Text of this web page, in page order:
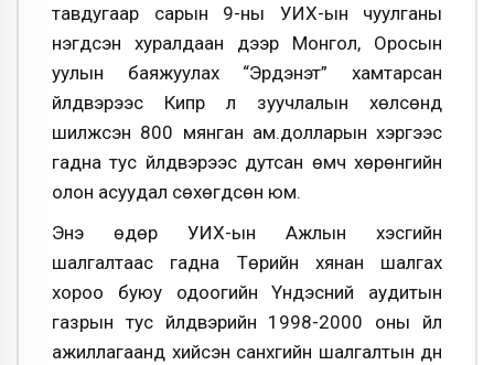
тавдугаар сарын 9-ны УИХ-ын чуулганы
нэгдсэн хуралдаан дээр Монгол, Оросын
уулын баяжуулах “Эрдэнэт” хамтарсан
үйлдвэрээс Кипр лүү зуучлалын хөлсөнд
шилжсэн 800 мянган ам.долларын хэргээс
гадна тус үйлдвэрээс дутсан өмч хөрөнгийн
олон асуудал сөхөгдсөн юм.
Энэ өдөр УИХ-ын Ажлын хэсгийн
шалгалтаас гадна Төрийн хянан шалгах
хороо буюу одоогийн Үндэсний аудитын
газрын тус үйлдвэрийн 1998-2000 оны үйл
ажиллагаанд хийсэн санхүүгийн шалгалтын дүн